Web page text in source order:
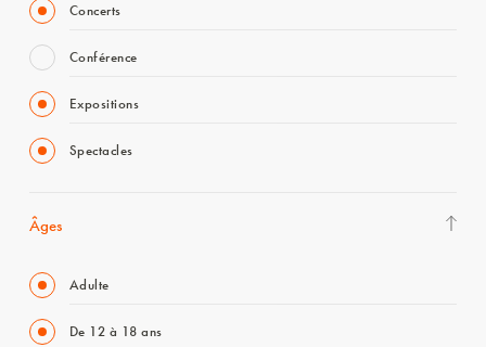
Concerts
Conférence
Expositions
Spectacles
Âges
Adulte
De 12 à 18 ans